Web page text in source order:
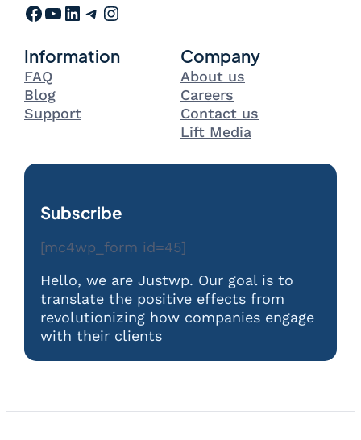
Facebook YouTube LinkedIn Telegram Instagram
Information
FAQ
Blog
Support
Company
About us
Careers
Contact us
Lift Media
Subscribe
[mc4wp_form id=45]
Hello, we are Justwp. Our goal is to
translate the positive effects from
revolutionizing how companies engage
with their clients